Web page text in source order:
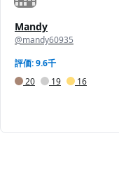
Mandy
@mandy60935
評価: 9.6千
20
19 16